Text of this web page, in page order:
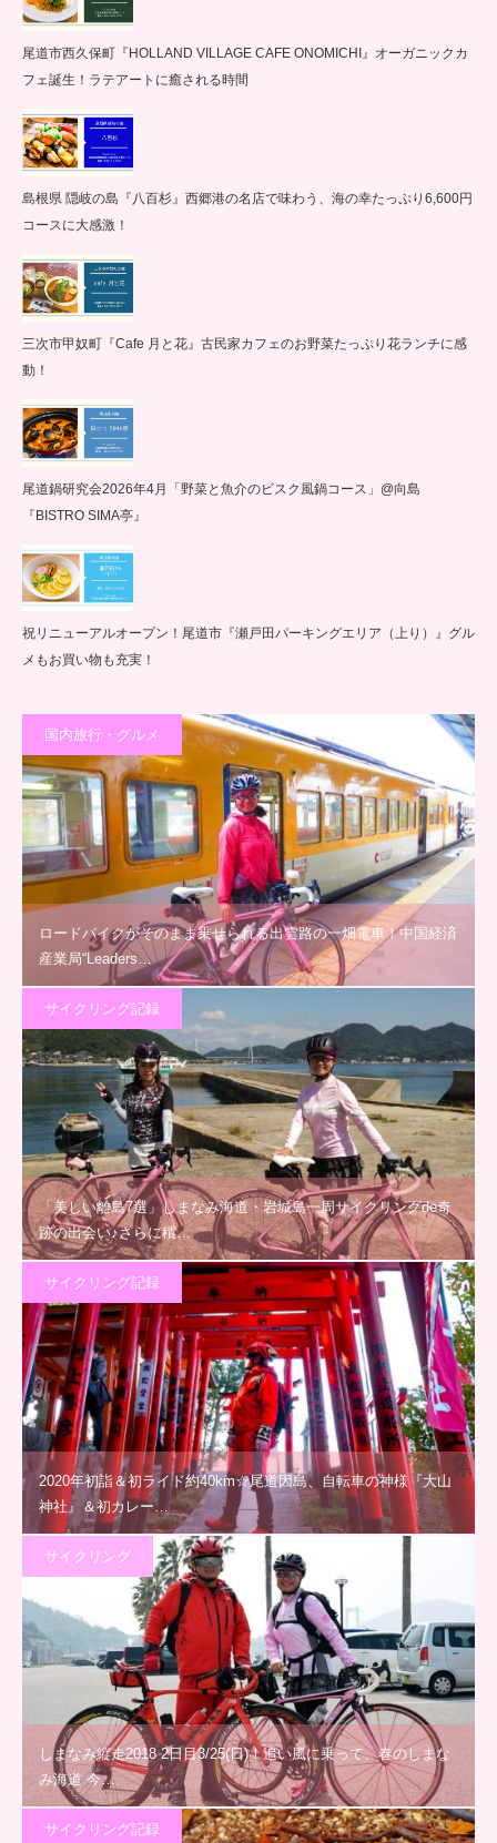
尾道市西久保町『HOLLAND VILLAGE CAFE ONOMICHI』オーガニックカ
フェ誕生！ラテアートに癒される時間
島根県 隠岐の島『八百杉』西郷港の名店で味わう、海の幸たっぷり6,600円
コースに大感激！
三次市甲奴町『Cafe 月と花』古民家カフェのお野菜たっぷり花ランチに感
動！
尾道鍋研究会2026年4月「野菜と魚介のビスク風鍋コース」@向島
『BISTRO SIMA亭』
祝リニューアルオープン！尾道市『瀬戸田パーキングエリア（上り）』グル
メもお買い物も充実！
国内旅行・グルメ
ロードバイクがそのまま乗せられる出雲路の一畑電車！中国経済
産業局“Leaders…
サイクリング記録
「美しい離島7選」しまなみ海道・岩城島一周サイクリングde奇
跡の出会い♪さらに積…
サイクリング記録
2020年初詣＆初ライド約40km☆尾道因島、自転車の神様『大山
神社』＆初カレー…
サイクリング
しまなみ縦走2018 2日目3/25(日)！追い風に乗って、春のしまな
み海道 今…
サイクリング記録